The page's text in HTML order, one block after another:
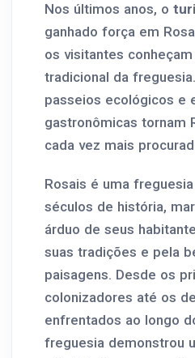
Nos últimos anos, o
ganhado força em
os visitantes
tradicional da
passeios ecológicos e
gastronômicas tornam
cada vez mais
Rosais é uma
séculos de história,
árduo de seus
suas tradições e pela
paisagens. Desde os
colonizadores até os
enfrentados ao longo
freguesia demonstrou